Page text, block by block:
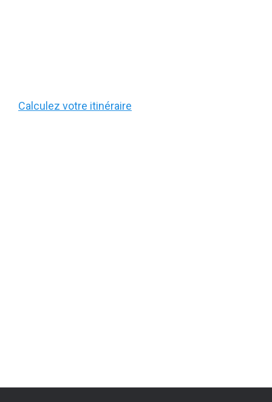
Calculez votre itinéraire